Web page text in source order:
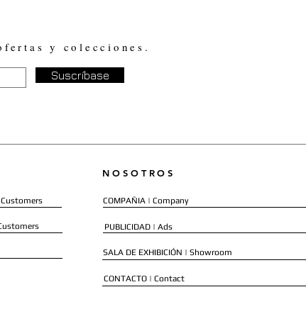
y colecciones.
Suscríbase
Customers
NOSOTROS
COMPAÑIA | Company
PUBLICIDAD | Ads
SALA DE EXHIBICIÓN | Showroom
CONTACTO | Contact